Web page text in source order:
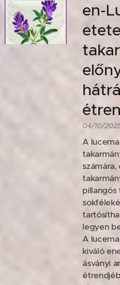
en-
04/10/
A
pillangós
legyen
A
kiváló
ásványi